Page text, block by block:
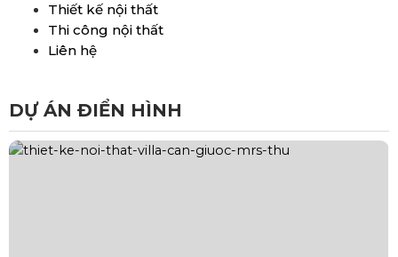
Thiết kế nội thất
Thi công nội thất
Liên hệ
DỰ ÁN ĐIỂN HÌNH